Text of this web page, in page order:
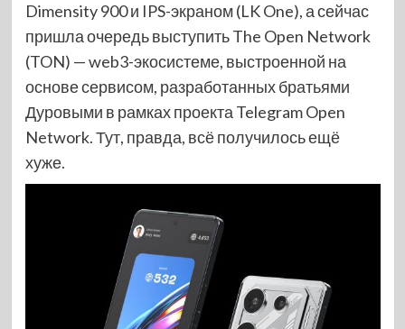
Dimensity 900 и IPS-экраном (LK One), а сейчас
пришла очередь выступить The Open Network
(TON) — web3-экосистеме, выстроенной на
основе сервисом, разработанных братьями
Дуровыми в рамках проекта Telegram Open
Network. Тут, правда, всё получилось ещё
хуже.